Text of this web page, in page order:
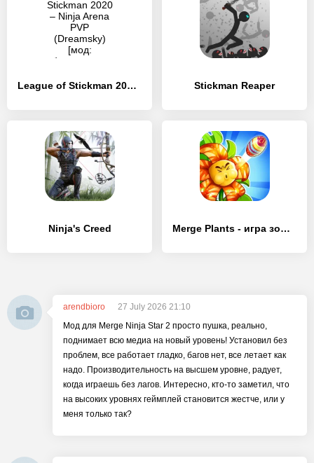
League of Stickman 2020 – Ninja Arena PVP (Dreamsky) Stickman Reaper
Ninja's Creed Merge Plants - игра зомби
arendbioro
27 July 2026 21:10
Мод для Merge Ninja Star 2 просто пушка, реально,
поднимает всю медиа на новый уровень! Установил без
проблем, все работает гладко, багов нет, все летает как
надо. Производительность на высшем уровне, радует,
когда играешь без лагов. Интересно, кто-то заметил, что
на высоких уровнях геймплей становится жестче, или у
меня только так?